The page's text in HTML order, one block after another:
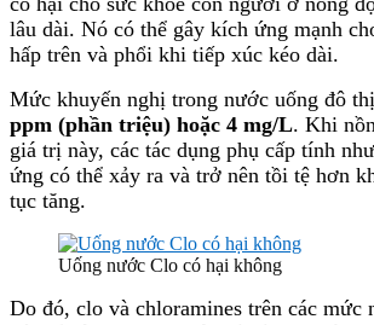
lâu dài. Nó có thể gây kích ứng mạnh
hấp trên và phổi khi tiếp xúc kéo dài.
Mức khuyến nghị trong nước uống đô
ppm (phần triệu) hoặc 4 mg/L. Khi
giá trị này, các tác dụng phụ cấp tính
ứng có thể xảy ra và trở nên tồi tệ hơn
tục tăng.
Uống nước Clo có hại không
Do đó, clo và chloramines trên các mức